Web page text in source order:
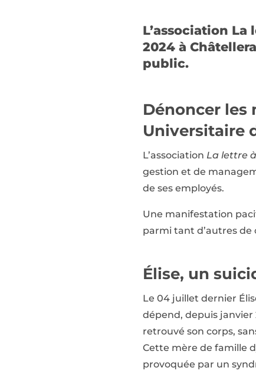
L’association
2024 à
public.
Dénoncer les
Universitaire
L’association La lettre
gestion et de
de ses employés.
Une manifestation
parmi tant d’autres
Élise, un
Le 04 juillet dernier
dépend, depuis janvier
retrouvé son corps,
Cette mère de famille
provoquée par un